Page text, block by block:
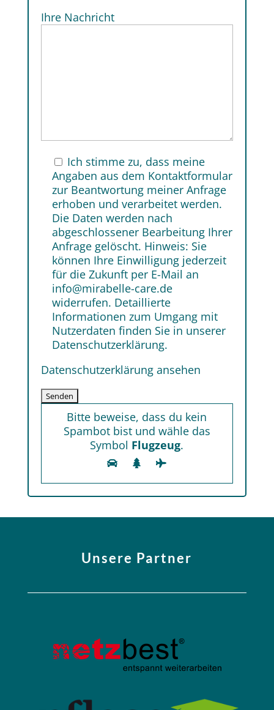
Ihre Nachricht
Ich stimme zu, dass meine
Angaben aus dem Kontaktformular
zur Beantwortung meiner Anfrage
erhoben und verarbeitet werden.
Die Daten werden nach
abgeschlossener Bearbeitung Ihrer
Anfrage gelöscht. Hinweis: Sie
können Ihre Einwilligung jederzeit
für die Zukunft per E-Mail an
info@mirabelle-care.de
widerrufen. Detaillierte
Informationen zum Umgang mit
Nutzerdaten finden Sie in unserer
Datenschutzerklärung.
Datenschutzerklärung ansehen
Bitte beweise, dass du kein
Spambot bist und wähle das
Symbol Flugzeug.
Unsere Partner